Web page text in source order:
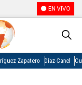
EN VIVO
Zapatero Díaz-Canel